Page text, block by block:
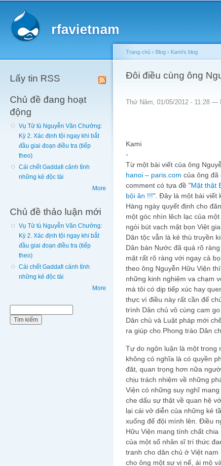
rfavietnam
Lấy tin RSS
Chủ đề đang hoạt
động
Vụ Tử tù Nguyễn Văn Chưởng:
Kỳ 2. Xác định tội ngay khi bắt
đầu giai đoạn điều tra (tiếp
theo)
Cái chết Gaddafi cảnh tỉnh
những kẻ độc tài
More
Chủ đề thảo luận mới
Vụ Tử tù Nguyễn Văn Chưởng:
Kỳ 2. Xác định tội ngay khi bắt
đầu giai đoạn điều tra (tiếp
theo)
Cái chết Gaddafi cảnh tỉnh
những kẻ độc tài
More
You are here
Trang chủ › Blog › Kami's blog
Đôi điều cùng ông
Thứ Năm, 01/05/2012 - 11:28 —
Kami
-
Từ một bài viết của ông
hanoi – paris.com của ông
comment có tựa đề "Mặt thật
bội ân !!!". Đây là một bài viết
Hàng ngày quyết định cho
một góc nhìn lêch lạc của
ngòi bút vạch mặt bọn Việt
Dân tộc vẫn là kẻ thù truyền
Dân bán Nước đã quá rõ
mặt rất rõ ràng với ngay cả
theo ông Nguyễn Hữu Viện
những kinh nghiệm va chạm
mà tôi có dịp tiếp xúc hay
thực vì điều này rất cần để
trình Dân chủ vô cùng cam
Dân chủ và Luật pháp mới
ra giúp cho Phong trào Dân
Tự do ngôn luận là một trong
không có nghĩa là có quyền
đăt, quan trọng hơn nữa
chịu trách nhiệm về những
Viện có những suy nghĩ
che dấu sự thật về quan hệ
lại cái vở diễn của những kẻ
xuống để đội mình lên. Điều
Hữu Viện mang tính chất
của một số nhân sĩ trí thức
tranh cho dân chủ ở Việt
cho ông một sự vị nể, ái mộ